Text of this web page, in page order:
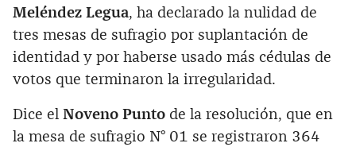
Meléndez Legua, ha declarado la nulidad de
tres mesas de sufragio por suplantación de
identidad y por haberse usado más cédulas de
votos que terminaron la irregularidad.
Dice el Noveno Punto de la resolución, que en
la mesa de sufragio N° 01 se registraron 364